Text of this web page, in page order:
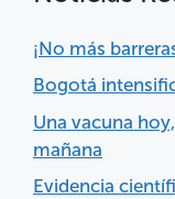
¡No más
Bogotá
Una vacuna
mañana
Evidencia